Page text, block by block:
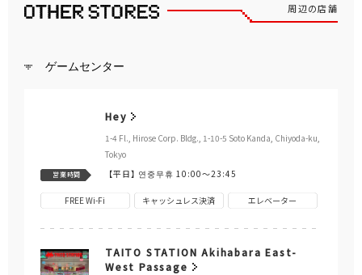
周辺の店舗
ゲームセンター
Hey
1-4 Fl., Hirose Corp. Bldg., 1-10-5 Soto Kanda, Chiyoda-ku,
Tokyo
営業時間 【平日】 연중무휴 10:00～23:45
FREE Wi-Fi キャッシュレス決済 エレベーター
TAITO STATION Akihabara East-
West Passage